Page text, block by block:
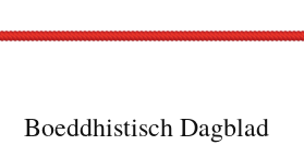
Footer
Boeddhistisch Dagblad